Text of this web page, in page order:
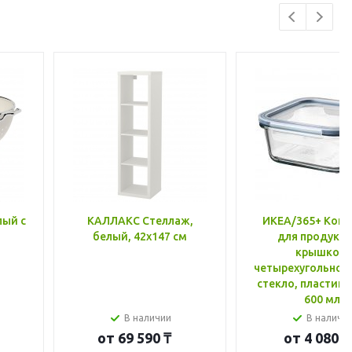
с
КАЛЛАКС Стеллаж,
белый, 42x147 см
В наличии
от 69 590 ₸
ИКЕА/365+
для
крышкой,
стекло, пластик
600 мл
В
от 4 080 ₸